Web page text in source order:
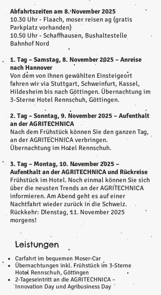
Abfahrtszeiten am 8. November 2025
10.30 Uhr - Flaach, moser reisen ag (gratis
Parkplatz vorhanden)
10.50 Uhr - Schaffhausen, Bushaltestelle
Bahnhof Nord
1. Tag – Samstag, 8. November 2025 – Anreise
nach Hannover
Von dem von Ihnen gewählten Einsteigeort
fahren wir via Stuttgart, Schweinfurt, Kassel,
Hildesheim bis nach Göttingen. Übernachtung im
3-Sterne Hotel Rennschuh, Göttingen.
2. Tag – Sonntag, 9. November 2025 – Aufenthalt
an der AGRITECHNICA
Nach dem Frühstück können Sie den ganzen Tag,
an der AGRITECHNICA verbringen.
Übernachtung im Hotel Rennschuh.
3. Tag – Montag, 10. November 2025 –
Aufenthalt an der AGRITECHNICA und Rückreise
Frühstück im Hotel. Noch einmal können Sie sich
über die neusten Trends an der AGRITECHNICA
informieren. Am Abend geht es auf einer
Nachtfahrt wieder zurück in die Schweiz.
Rückkehr: Dienstag, 11. November 2025
morgens!
Leistungen
Carfahrt im bequemen Moser-Car
Übernachtungen inkl. Frühstück im 3-Sterne
Hotel Rennschuh, Göttingen
2-Tageseintritt an die AGRITECHNICA –
Innovation Day und Agribusiness Day